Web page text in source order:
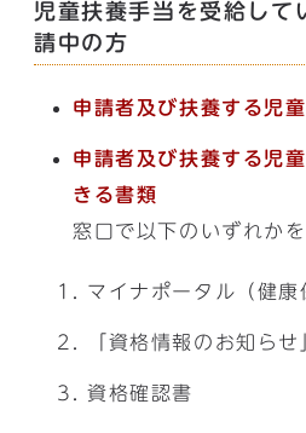
児童扶養手当を受給して
請中の方
申請者及び扶養する児
申請者及び扶養する児
きる書類
窓口で以下のいずれか
マイナポータル（健康
「資格情報のお知らせ
資格確認書